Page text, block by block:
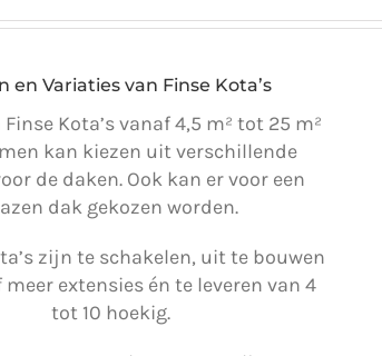
en Variaties van Finse Kota’s
Kota’s vanaf 4,5 m² tot 25 m²
kan kiezen uit verschillende
de daken. Ook kan er voor een
dak gekozen worden.
zijn te schakelen, uit te bouwen
meer extensies én te leveren van 4
tot 10 hoekig.